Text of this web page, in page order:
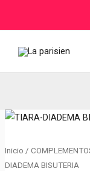
Inicio /
DIADEMA BISUTERIA